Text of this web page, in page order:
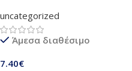
uncategorized
Άμεσα διαθέσιμο
7.40€